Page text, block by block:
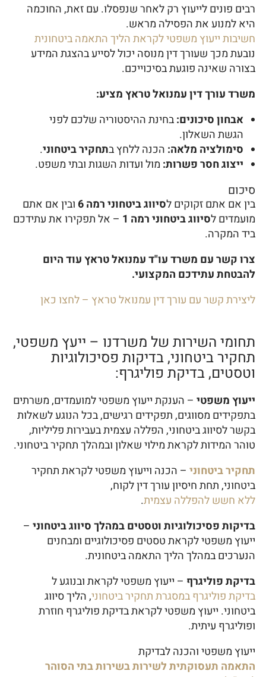
רבים פונים לייעוץ רק לאחר שנפסלו. עם זאת, החוכמה
היא למנוע את הפסילה מראש.
חשיבות ייעוץ משפטי לקראת הליך התאמה ביטחונית
נובעת מכך שעורך דין מנוסה יכול לסייע בהצגת המידע
בצורה שאינה פוגעת בסיכוייכם.
משרד עורך דין עמנואל טראץ מציע:
אבחון סיכונים:בחינת ההיסטוריה שלכם לפני
הגשת השאלון.
סימולציה מלאה: הכנה ללחץ בתחקיר ביטחוני.
ייצוג חסר פשרות: מול ועדות השגות ובתי משפט.
סיכום
בין אם אתם זקוקים לסיווג ביטחוני רמה 6
ובין אם אתם
מועמדים לסיווג ביטחוני רמה 1
– אל תפקירו את עתידכם
ביד המקרה.
צרו קשר עם משרד עו"ד עמנואל טראץ עוד היום
להבטחת עתידכם המקצועי.
ליצירת קשר עם עורך דין עמנואל טראץ – לחצו כאן
תחומי השירות של משרדנו – ייעץ משפטי,
תחקיר ביטחוני, בדיקות פסיכולוגיות
וטסטים, בדיקת פוליגרף:
ייעוץ משפטי– הענקת ייעוץ משפטי למועמדים, משרתים
בתפקידים מסווגים, תפקידים רגישים, בכל הנוגע לשאלות
בקשר לסיווג ביטחוני, הפללה עצמית בעבירות פליליות,
טוהר המידות לקראת מילוי שאלון ובמהלך תחקיר ביטחוני.
תחקיר ביטחוני– הכנה וייעוץ משפטי לקראת תחקיר
ביטחוני, תחת חיסיון עורך דין לקוח,
ללא חשש להפללה עצמית.
בדיקות פסיכולוגיות וטסטים במהלך סיווג ביטחוני–
ייעוץ משפטי לקראת טסטים פסיכולוגיים ומבחנים
הנערכים במהלך הליך התאמה ביטחונית.
בדיקת פוליגרף – ייעוץ משפטי לקראת ובנוגע ל
בדיקת פוליגרף במסגרת תחקיר ביטחוני, הליך סיווג
ביטחוני. ייעוץ משפטי לקראת בדיקת פוליגרף חוזרת
ופוליגרף עיתית.
ייעוץ משפטי והכנה לבדיקת
התאמה תעסוקתית לשירות בשירות בתי הסוהר